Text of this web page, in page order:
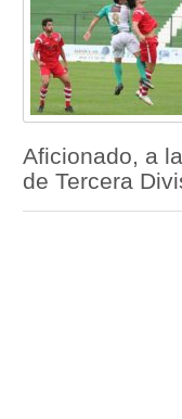
Aficionado, a
de Tercera